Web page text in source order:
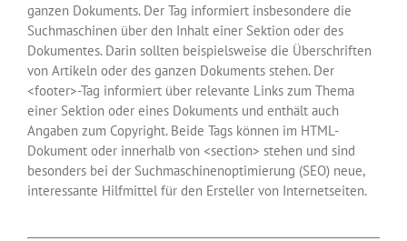
ganzen Dokuments. Der Tag informiert insbesondere die
Suchmaschinen über den Inhalt einer Sektion oder des
Dokumentes. Darin sollten beispielsweise die Überschriften
von Artikeln oder des ganzen Dokuments stehen. Der
<footer>-Tag informiert über relevante Links zum Thema
einer Sektion oder eines Dokuments und enthält auch
Angaben zum Copyright. Beide Tags können im HTML-
Dokument oder innerhalb von <section> stehen und sind
besonders bei der Suchmaschinenoptimierung (SEO) neue,
interessante Hilfmittel für den Ersteller von Internetseiten.